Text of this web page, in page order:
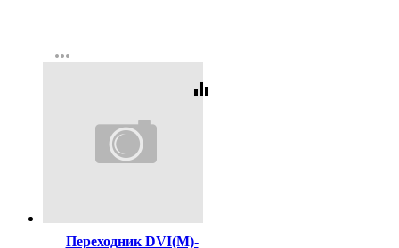
more_horiz
equalizer
Переходник DVI(M)-